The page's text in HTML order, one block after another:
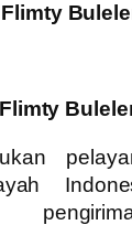
Flimty